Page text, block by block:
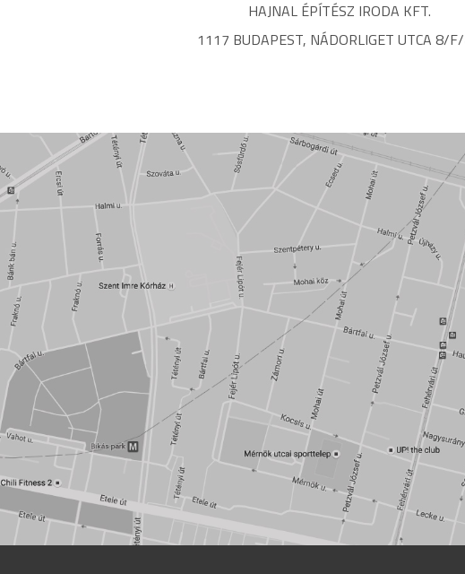
HAJNAL ÉPÍTÉSZ IRODA KFT.
1117 BUDAPEST, NÁDORLIGET UTCA 8/